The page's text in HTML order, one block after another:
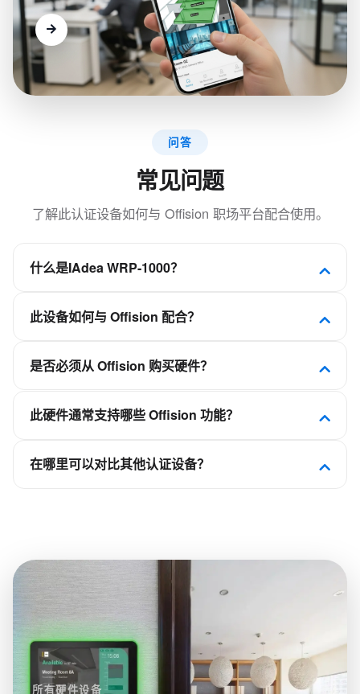
问答
常见问题
了解此认证设备如何与 Offision 职场平台配合使用。
什么是IAdea WRP-1000？
和企业安全解决方案的高级会议室面板。
此设备如何与 Offision 配合？
证，可连接 Offision，使会议室、工位、访客或看板
程应用。
是否必须从 Offision 购买硬件？
Crestron、Qbic、Neat、IAdea 等合作伙伴的认证面
户。
此硬件通常支持哪些 Offision 功能？
面显示器用于灵活工位，自助终端用于访客签到，看
在哪里可以对比其他认证设备？
所有硬件设备